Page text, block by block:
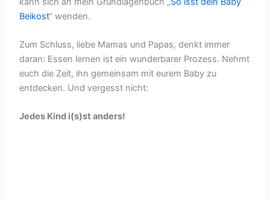
Beikost“ wenden.
Zum Schluss, liebe Mamas und Papas, denkt immer
daran: Essen lernen ist ein wunderbarer Prozess. Nehmt
euch die Zeit, ihn gemeinsam mit eurem Baby zu
entdecken. Und vergesst nicht:
Jedes Kind i(s)st anders!